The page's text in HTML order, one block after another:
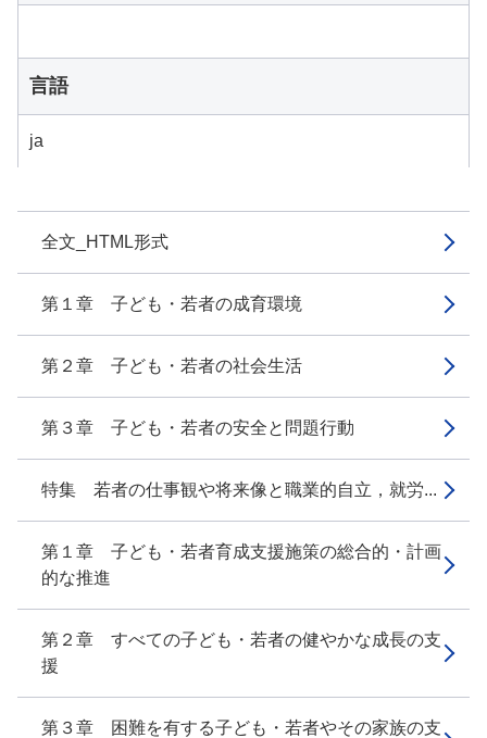
全文_HTML形式
第１章 子ども・若者の成育環境
第２章 子ども・若者の社会生活
第３章 子ども・若者の安全と問題行動
特集 若者の仕事観や将来像と職業的自立，就労...
第１章 子ども・若者育成支援施策の総合的・計画
的な推進
第２章 すべての子ども・若者の健やかな成長の支
援
第３章 困難を有する子ども・若者やその家族の支
言語
ja